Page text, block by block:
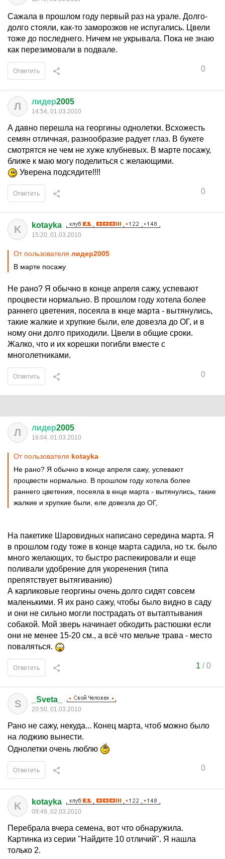
Сажала в прошлом году первый раз на урале. Долго-
долго стояли, как-то заморозков не испугались. Цвели
тоже до последнего. Ничем не укрывала. Пока не знаю
как перезимовали в подвале.
0
Ответить
Л лидер2005
14:54, 01.03.2010
А давно перешла на георгины однолетки. Всхожесть
семян отличная, разнообразие радует глаз. В букете
смотрятся не чем не хуже клубневых. В марте посажу,
ближе к маю могу поделиться с желающими.
Уверена подсядите!!!!
0
Ответить
K kotayka
15:20, 01.03.2010
От пользователя лидер2005
В марте посажу
Не рано? Я обычно в конце апреля сажу, успевают
процвести нормально. В прошлом году хотела более
раннего цветения, посеяла в кнце марта - вытянулись,
такие жалкие и хрупкие были, еле довезла до ОГ, и в
ному они долго приходили. Цвели в общие сроки.
Жалко, что и их корешки погибли вместе с
многолетниками.
0
Ответить
Л лидер2005
16:04, 01.03.2010
От пользователя kotayka
Не рано? Я обычно в конце апреля сажу, успевают
процвести нормально. В прошлом году хотела более
раннего цветения, посеяла в кнце марта - вытянулись, такие
жалкие и хрупкие были, еле довезла до ОГ,
На пакетике Шаровидных написано середина марта. Я
в прошлом году тоже в конце марта садила, но т.к. было
много желающих, то быстро распекировали и еще
поливали удобрение для укоренения (типа
препятствует вытягиванию)
А карликовые георгины очень долго сидят совсем
маленькими. Я их рано сажу, чтобы было видно в саду
и они не сильно могли пострадать от вытаптывания
собакой. Мой зверь начинает обходить растюшки если
они не менее 15-20 см., а всё что мельче трава - место
поваляться.
1 /0
Ответить
S _Sveta_
20:50, 01.03.2010
Рано не сажу, некуда... Конец марта, чтоб можно было
на лоджию вынести.
Однолетки очень люблю
0
Ответить
K kotayka
09:49, 02.03.2010
Перебрала вчера семена, вот что обнаружила.
Картинка из серии "Найдите 10 отличий". Я нашла
только 2.